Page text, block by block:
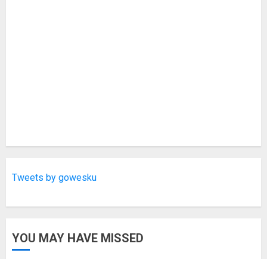
Tweets by gowesku
YOU MAY HAVE MISSED